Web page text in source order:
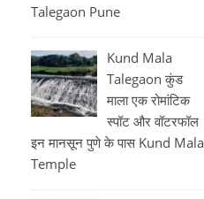
Talegaon Pune
Kund Mala
Talegaon कुंड
माला एक रोमांटिक
स्पॉट और वॉटरफॉल
इन मानसून पुणे के पास Kund Mala
Temple